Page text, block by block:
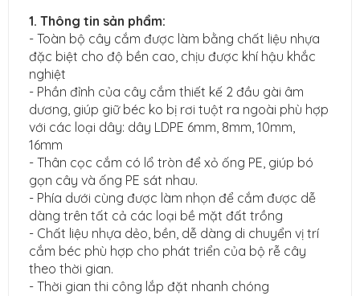
1. Thông tin sản phẩm:
- Toàn bộ cây cắm được làm bằng chất liệu nhựa
đặc biệt cho độ bền cao, chịu được khí hậu khắc
nghiệt
- Phần đỉnh của cây cắm thiết kế 2 đầu gài âm
dương, giúp giữ béc ko bị rơi tuột ra ngoài phù hợp
với các loại dây: dây LDPE 6mm, 8mm, 10mm,
16mm
- Thân cọc cắm có lổ tròn để xỏ ống PE, giúp bó
gọn cây và ống PE sát nhau.
- Phía dưới cùng được làm nhọn để cắm được dễ
dàng trên tất cả các loại bề mặt đất trồng
- Chất liệu nhựa dẻo, bền, dễ dàng di chuyển vị trí
cắm béc phù hợp cho phát triển của bộ rễ cây
theo thời gian.
- Thời gian thi công lắp đặt nhanh chóng